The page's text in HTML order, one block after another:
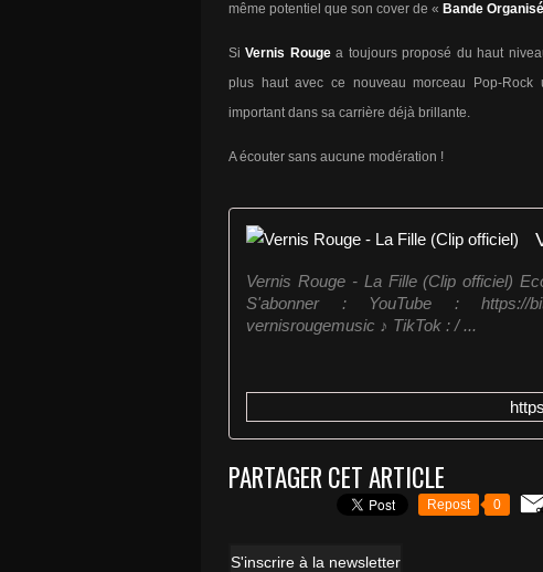
même potentiel que son cover de « Bande
SiVernis Rougea toujours proposé du haut
plus haut avec ce nouveau morceau Pop-Rock
important dans sa carrière déjà brillante.
A écouter sans aucune modération !
Vernis Rouge - La Fille (Clip officiel)
S'abonner : YouTube : https://
vernisrougemusic ♪ TikTok : / ...
PARTAGER CET ARTICLE
Repost 0
S'inscrire à la newsletter